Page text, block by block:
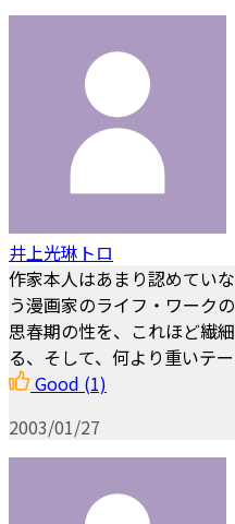
井上光琳トロ
作家本人はあまり認めてい
う漫画家のライフ・ワーク
思春期の性を、これほど繊
る、そして、何より重いテ
Good (1)
2003/01/27